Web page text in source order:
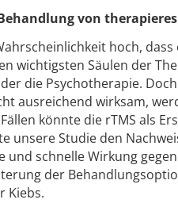
von
hoch,
wichtigsten Säulen der
die Psychotherapie.
ausreichend wirksam,
könnte die rTMS als
unsere Studie den
und schnelle Wirkung
der
Kiebs.